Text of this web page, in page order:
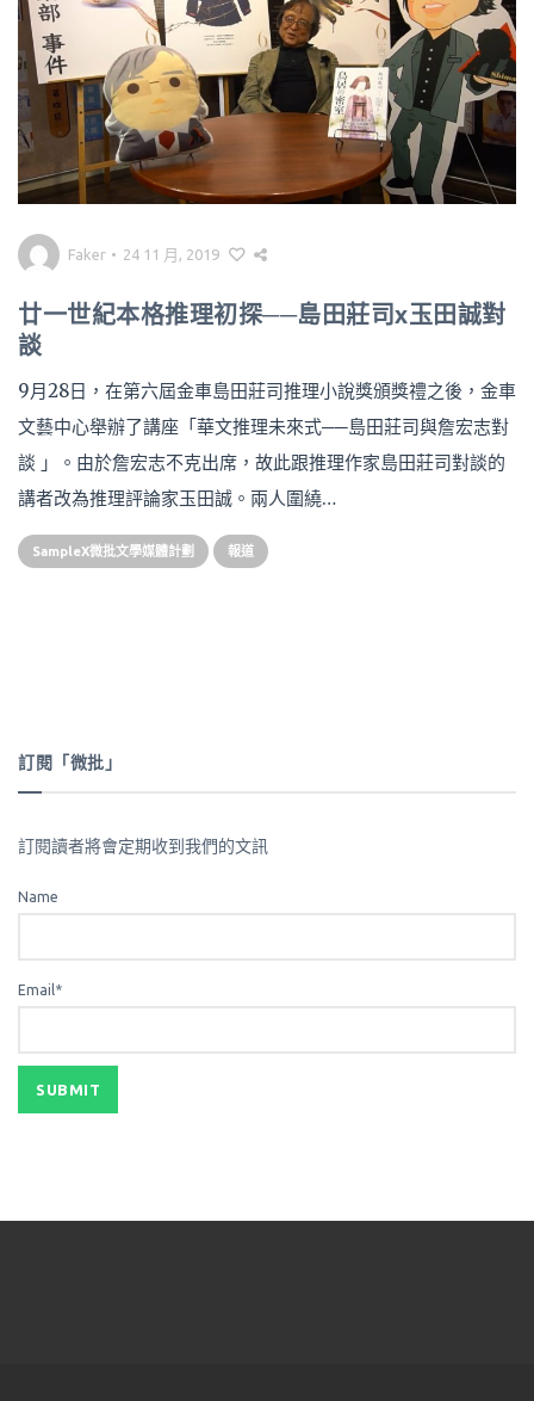
Faker • 24 11 月, 2019
廿一世紀本格推理初探──島田莊司x玉田誠對
談
9月28日，在第六屆金車島田莊司推理小說獎頒獎禮之後，金車
文藝中心舉辦了講座「華文推理未來式──島田莊司與詹宏志對
談 」。由於詹宏志不克出席，故此跟推理作家島田莊司對談的
講者改為推理評論家玉田誠。兩人圍繞…
SampleX微批文學媒體計劃 報道
訂閱「微批」
訂閱讀者將會定期收到我們的文訊
Name
Email*